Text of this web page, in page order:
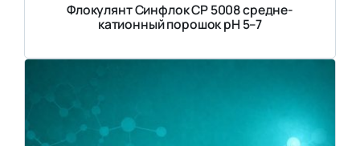
Флокулянт Синфлок CP 5008 средне-
катионный порошок рН 5–7